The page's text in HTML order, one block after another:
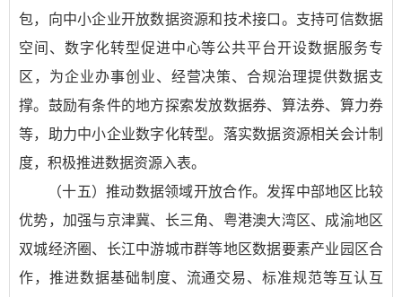
包，向中小企业开放数据资源和技术接口。支持可信数据
空间、数字化转型促进中心等公共平台开设数据服务专
区，为企业办事创业、经营决策、合规治理提供数据支
撑。鼓励有条件的地方探索发放数据券、算法券、算力券
等，助力中小企业数字化转型。落实数据资源相关会计制
度，积极推进数据资源入表。
（十五）推动数据领域开放合作。发挥中部地区比较
优势，加强与京津冀、长三角、粤港澳大湾区、成渝地区
双城经济圈、长江中游城市群等地区数据要素产业园区合
作，推进数据基础制度、流通交易、标准规范等互认互